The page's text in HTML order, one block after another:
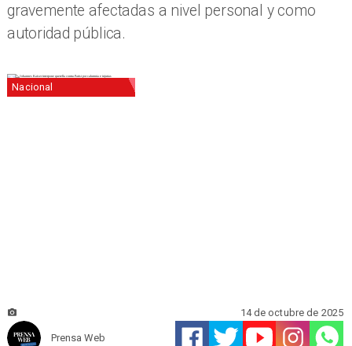
gravemente afectadas a nivel personal y como
autoridad pública.
Nacional
Prensa Web
14 de octubre de 2025